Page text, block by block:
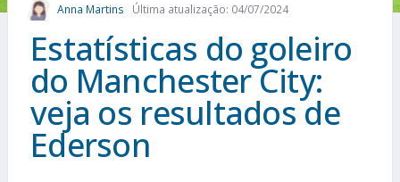
MAIS ESPORTES
Anna Martins Última atualização: 04/07/2024
Estatísticas do goleiro
do Manchester City:
veja os resultados de
Ederson